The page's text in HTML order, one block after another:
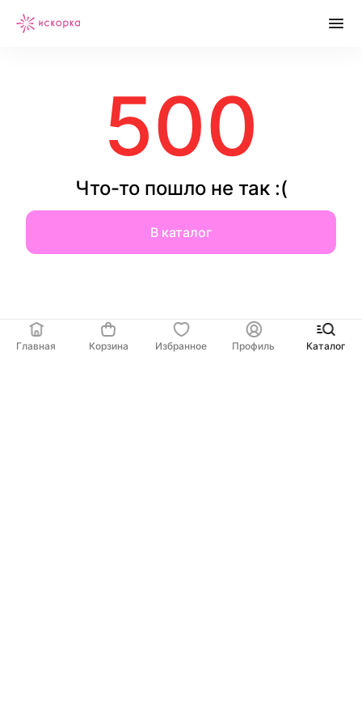
500
Что-то пошло не так :(
В каталог
Главная Корзина Избранное Профиль Каталог